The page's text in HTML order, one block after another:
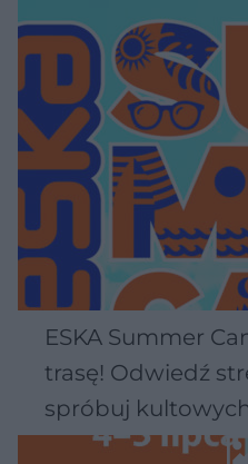
ESKA Summer
trasę! Odwiedź
spróbuj
Wawelu